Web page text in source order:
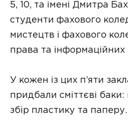
5, 10, та імені Дмитра
студенти фахового
мистецтв і фахового
права та інформаційних
У кожен із цих п’яти
придбали сміттєві
збір пластику та